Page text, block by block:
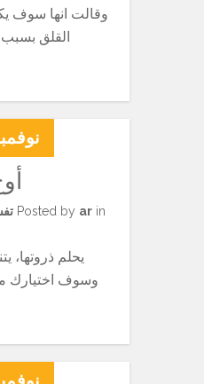
وقالت انها سوف
القلق
Posted by arin
يحلم ذروتها،
وسوف اختيارك